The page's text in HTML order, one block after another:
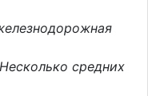
Несколько средних